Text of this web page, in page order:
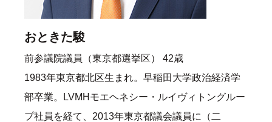
おときた駿
前参議院議員（東京都選挙区） 42歳
1983年東京都北区生まれ。早稲田大学政治経済学
部卒業。LVMHモエヘネシー・ルイヴィトングルー
プ社員を経て、2013年東京都議会議員に（二